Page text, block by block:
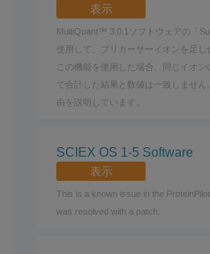
表示
MultiQuant™ 3.0.1ソフトウェアの「
使用して、プリカーサーイオンを足し
この機能を使用した場合、同じイオ
で合計した結果と数値は一致しませ
由を説明しています。
SCIEX OS 1-5 Software
表示
This is a known issue in the
was resolved with a patch.